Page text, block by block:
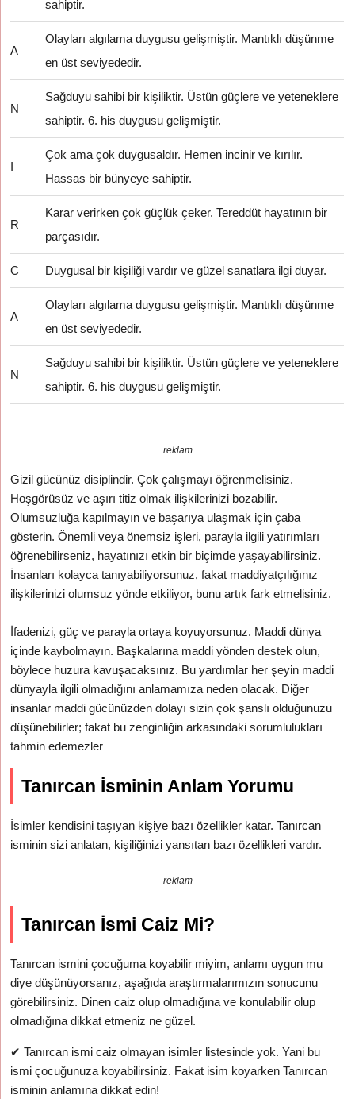
sahiptir.
A
Olayları algılama duygusu gelişmiştir. Mantıklı düşünme
en üst seviyededir.
N
Sağduyu sahibi bir kişiliktir. Üstün güçlere ve yeteneklere
sahiptir. 6. his duygusu gelişmiştir.
I
Çok ama çok duygusaldır. Hemen incinir ve kırılır.
Hassas bir bünyeye sahiptir.
R
Karar verirken çok güçlük çeker. Tereddüt hayatının bir
parçasıdır.
C Duygusal bir kişiliği vardır ve güzel sanatlara ilgi duyar.
A
Olayları algılama duygusu gelişmiştir. Mantıklı düşünme
en üst seviyededir.
N
Sağduyu sahibi bir kişiliktir. Üstün güçlere ve yeteneklere
sahiptir. 6. his duygusu gelişmiştir.
reklam
Gizil gücünüz disiplindir. Çok çalışmayı öğrenmelisiniz.
Hoşgörüsüz ve aşırı titiz olmak ilişkilerinizi bozabilir.
Olumsuzluğa kapılmayın ve başarıya ulaşmak için çaba
gösterin. Önemli veya önemsiz işleri, parayla ilgili yatırımları
öğrenebilirseniz, hayatınızı etkin bir biçimde yaşayabilirsiniz.
İnsanları kolayca tanıyabiliyorsunuz, fakat maddiyatçılığınız
ilişkilerinizi olumsuz yönde etkiliyor, bunu artık fark etmelisiniz.
İfadenizi, güç ve parayla ortaya koyuyorsunuz. Maddi dünya
içinde kaybolmayın. Başkalarına maddi yönden destek olun,
böylece huzura kavuşacaksınız. Bu yardımlar her şeyin maddi
dünyayla ilgili olmadığını anlamamıza neden olacak. Diğer
insanlar maddi gücünüzden dolayı sizin çok şanslı olduğunuzu
düşünebilirler; fakat bu zenginliğin arkasındaki sorumlulukları
tahmin edemezler
Tanırcan İsminin Anlam Yorumu
İsimler kendisini taşıyan kişiye bazı özellikler katar. Tanırcan
isminin sizi anlatan, kişiliğinizi yansıtan bazı özellikleri vardır.
reklam
Tanırcan İsmi Caiz Mi?
Tanırcan ismini çocuğuma koyabilir miyim, anlamı uygun mu
diye düşünüyorsanız, aşağıda araştırmalarımızın sonucunu
görebilirsiniz. Dinen caiz olup olmadığına ve konulabilir olup
olmadığına dikkat etmeniz ne güzel.
✔ Tanırcan ismi caiz olmayan isimler listesinde yok. Yani bu
ismi çocuğunuza koyabilirsiniz. Fakat isim koyarken Tanırcan
isminin anlamına dikkat edin!